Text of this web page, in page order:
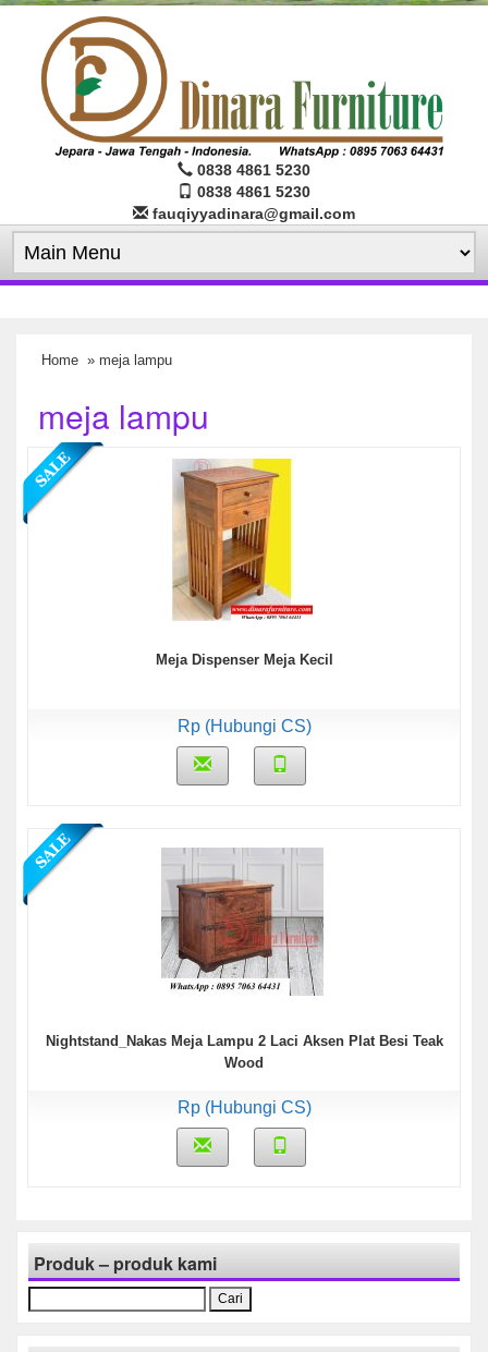
0838 4861 5230
0838 4861 5230
fauqiyyadinara@gmail.com
Home » meja lampu
meja lampu
Meja Dispenser Meja Kecil
Rp (Hubungi CS)
Nightstand_Nakas Meja Lampu 2 Laci Aksen Plat Besi Teak
Wood
Rp (Hubungi CS)
Produk – produk kami
untuk: